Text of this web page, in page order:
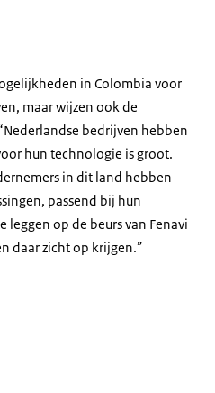
in Colombia voor
maar wijzen ook de
bedrijven hebben
hun technologie is groot.
in dit land hebben
passend bij hun
op de beurs van Fenavi
daar zicht op krijgen.”